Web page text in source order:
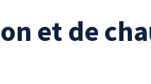
et de